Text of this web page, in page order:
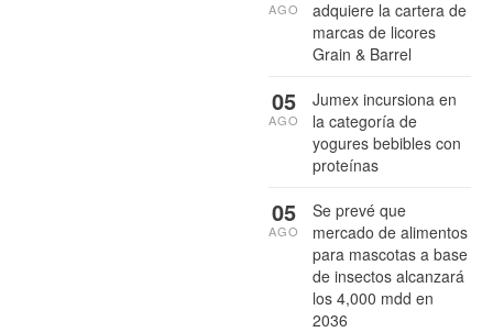
adquiere la cartera de
marcas de licores
Grain & Barrel
AGO
Jumex incursiona en
la categoría de
yogures bebibles con
proteínas
05
AGO
Se prevé que
mercado de alimentos
para mascotas a base
de insectos alcanzará
los 4,000 mdd en
2036
05
AGO